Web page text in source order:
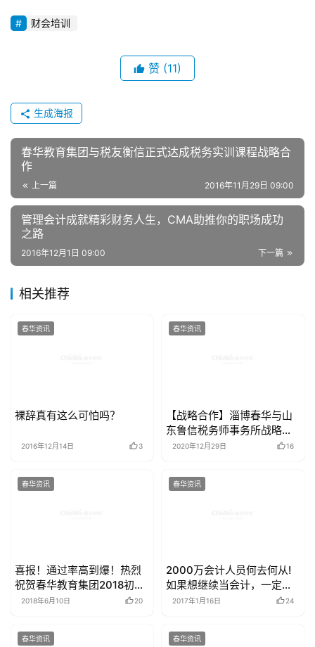
财会培训
赞 (11)
生成海报
春华教育集团与税友衡信正式达成税务实训课程战略合
作
上一篇 2016年11月29日 09:00
管理会计成就精彩财务人生，CMA助推你的职场成功
之路
下一篇
2016年12月1日 09:00
相关推荐
春华资讯
裸辞真有这么可怕吗？
2016年12月14日 3
春华资讯
【战略合作】淄博春华与山
东鲁信税务师事务所战略合
作2020年12月29日 16
春华资讯
喜报！通过率高到爆！热烈
祝贺春华教育集团2018初级
会计师职称考试捷报连连！
2018年6月10日 20
春华资讯
2000万会计人员何去何从!
如果想继续当会计，一定要
知道这些·····
2017年1月16日 24
春华资讯 春华资讯